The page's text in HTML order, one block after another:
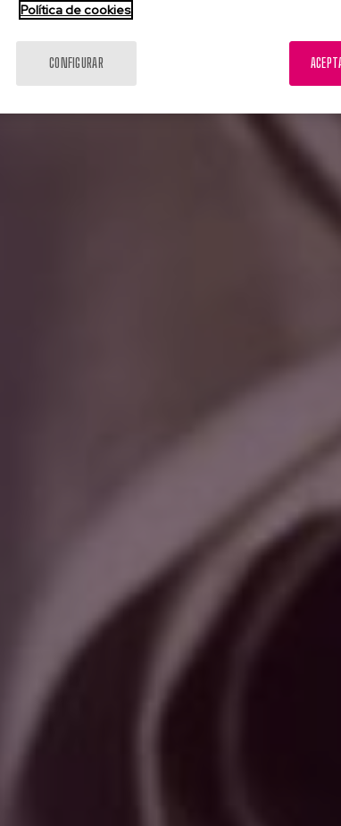
Política de cookies
CONFIGURAR